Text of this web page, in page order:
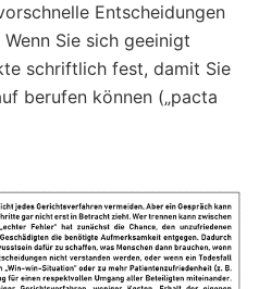
Entscheidungen
Sie sich geeinigt
schriftlich fest, damit Sie
berufen können („pacta